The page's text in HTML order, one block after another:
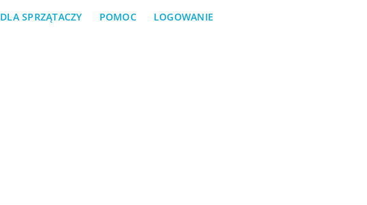
DLA SPRZĄTACZY POMOC LOGOWANIE